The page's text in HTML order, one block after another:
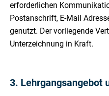
erforderlichen
Postanschrift, E-Mail
genutzt. Der vorliegende
Unterzeichnung in Kraft.
3. Lehrgangsangebot